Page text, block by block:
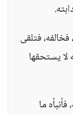
فتلقى
لا يستحقها
ما